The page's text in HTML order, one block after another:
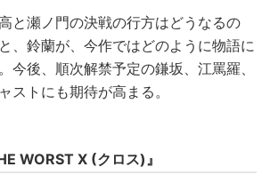
と瀬ノ門の決戦の行方はどうなるの
、鈴蘭が、今作ではどのように物語に
今後、順次解禁予定の鎌坂、江罵羅、
ストにも期待が高まる。
WORST X (クロス)』